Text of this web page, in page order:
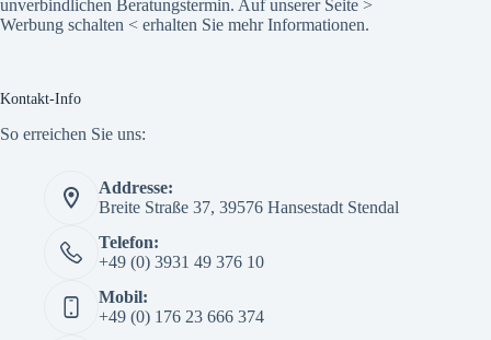
unverbindlichen Beratungstermin. Auf unserer Seite >
Werbung schalten < erhalten Sie mehr Informationen.
Kontakt-Info
So erreichen Sie uns:
Addresse:
Breite Straße 37, 39576 Hansestadt Stendal
Telefon:
+49 (0) 3931 49 376 10
Mobil:
+49 (0) 176 23 666 374